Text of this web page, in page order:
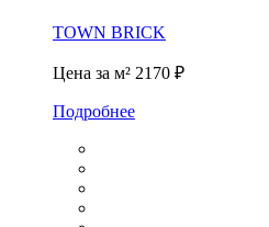
TOWN BRICK
Цена за м² 2170 ₽
Подробнее